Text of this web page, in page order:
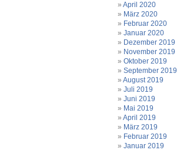
April 2020
März 2020
Februar 2020
Januar 2020
Dezember 2019
November 2019
Oktober 2019
September 2019
August 2019
Juli 2019
Juni 2019
Mai 2019
April 2019
März 2019
Februar 2019
Januar 2019